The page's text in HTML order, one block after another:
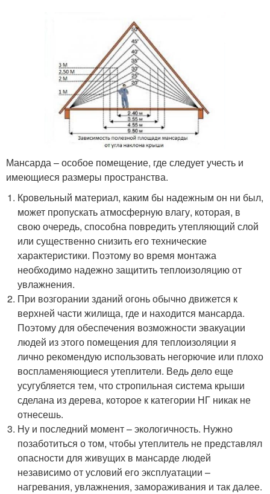
Мансарда – особое помещение, где следует учесть и
имеющиеся размеры пространства.
Кровельный материал, каким бы надежным он ни был,
может пропускать атмосферную влагу, которая, в
свою очередь, способна повредить утепляющий слой
или существенно снизить его технические
характеристики. Поэтому во время монтажа
необходимо надежно защитить теплоизоляцию от
увлажнения.
При возгорании зданий огонь обычно движется к
верхней части жилища, где и находится мансарда.
Поэтому для обеспечения возможности эвакуации
людей из этого помещения для теплоизоляции я
лично рекомендую использовать негорючие или плохо
воспламеняющиеся утеплители. Ведь дело еще
усугубляется тем, что стропильная система крыши
сделана из дерева, которое к категории НГ никак не
отнесешь.
Ну и последний момент – экологичность. Нужно
позаботиться о том, чтобы утеплитель не представлял
опасности для живущих в мансарде людей
независимо от условий его эксплуатации –
нагревания, увлажнения, замораживания и так далее.